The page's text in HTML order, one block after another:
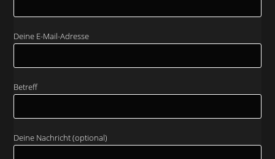
Deine E-Mail-Adresse
Betreff
Deine Nachricht (optional)